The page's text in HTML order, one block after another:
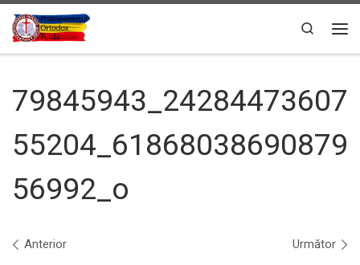
Sari la conținut
Search
79845943_24284473607
55204_61868038690879
56992_o
Navigare în imagini
Anterior Următor